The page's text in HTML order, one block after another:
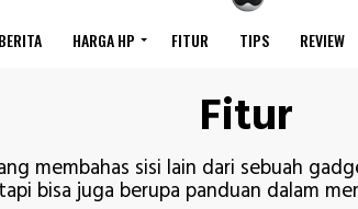
HARGA HP FITUR TIPS REVIEW
Fitur
membahas sisi lain dari sebuah
bisa juga berupa panduan dalam